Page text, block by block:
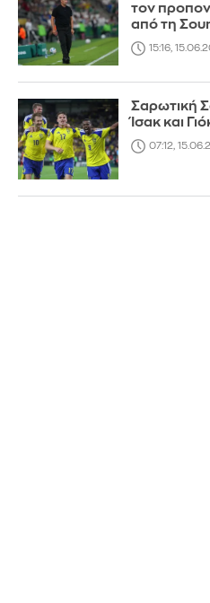
τον
από τη
15:16,
Σαρωτική
Ίσακ και
07:12,